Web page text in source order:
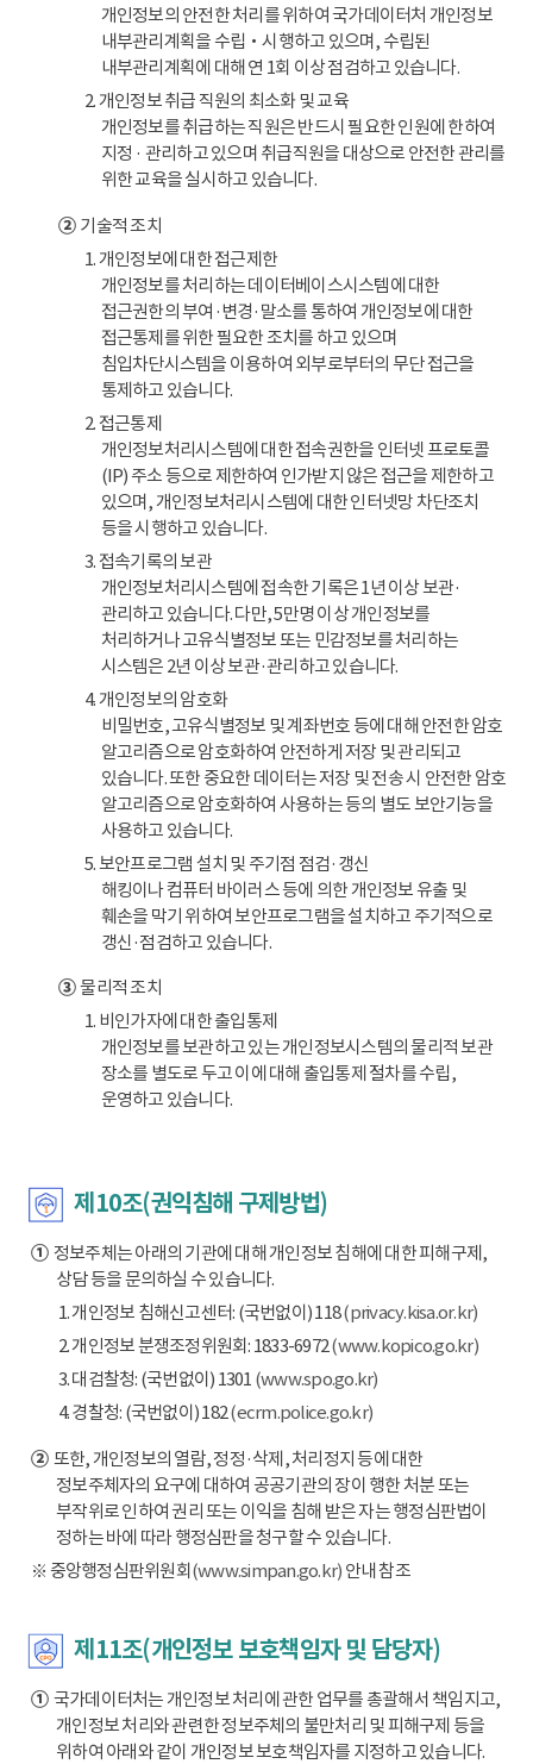
개인정보의 안전한 처리를 위하여 국가데이터처 개인정보
내부관리계획을 수립‧시행하고 있으며, 수립된
내부관리계획에 대해 연 1회 이상 점검하고 있습니다.
2. 개인정보 취급 직원의 최소화 및 교육
개인정보를 취급하는 직원은 반드시 필요한 인원에 한하여
지정 · 관리하고 있으며 취급직원을 대상으로 안전한 관리를
위한 교육을 실시하고 있습니다.
②기술적 조치
1. 개인정보에 대한 접근제한
개인정보를 처리하는 데이터베이스시스템에 대한
접근권한의 부여·변경·말소를 통하여 개인정보에 대한
접근통제를 위한 필요한 조치를 하고 있으며
침입차단시스템을 이용하여 외부로부터의 무단 접근을
통제하고 있습니다.
2. 접근통제
개인정보처리시스템에 대한 접속권한을 인터넷 프로토콜
(IP) 주소 등으로 제한하여 인가받지 않은 접근을 제한하고
있으며, 개인정보처리시스템에 대한 인터넷망 차단조치
등을 시행하고 있습니다.
3. 접속기록의 보관
개인정보처리시스템에 접속한 기록은 1년 이상 보관·
관리하고 있습니다. 다만, 5만명 이상 개인정보를
처리하거나 고유식별정보 또는 민감정보를 처리하는
시스템은 2년 이상 보관·관리하고 있습니다.
4. 개인정보의 암호화
비밀번호, 고유식별정보 및 계좌번호 등에 대해 안전한 암호
알고리즘으로 암호화하여 안전하게 저장 및 관리되고
있습니다. 또한 중요한 데이터는 저장 및 전송 시 안전한 암호
알고리즘으로 암호화하여 사용하는 등의 별도 보안기능을
사용하고 있습니다.
5. 보안프로그램 설치 및 주기점 점검·갱신
해킹이나 컴퓨터 바이러스 등에 의한 개인정보 유출 및
훼손을 막기 위하여 보안프로그램을 설치하고 주기적으로
갱신·점검하고 있습니다.
③물리적 조치
1. 비인가자에 대한 출입통제
개인정보를 보관하고 있는 개인정보시스템의 물리적 보관
장소를 별도로 두고 이에 대해 출입통제 절차를 수립,
운영하고 있습니다.
제10조(권익침해 구제방법)
①정보주체는 아래의 기관에 대해 개인정보 침해에 대한 피해구제,
상담 등을 문의하실 수 있습니다.
1. 개인정보 침해신고센터: (국번없이) 118(privacy.kisa.or.kr)
2. 개인정보 분쟁조정위원회: 1833-6972(www.kopico.go.kr)
3. 대검찰청: (국번없이) 1301 (www.spo.go.kr)
4. 경찰청: (국번없이) 182(ecrm.police.go.kr)
②또한, 개인정보의 열람, 정정·삭제, 처리정지 등에 대한
정보주체자의 요구에 대하여 공공기관의 장이 행한 처분 또는
부작위로 인하여 권리 또는 이익을 침해 받은 자는 행정심판법이
정하는 바에 따라 행정심판을 청구할 수 있습니다.
※ 중앙행정심판위원회(www.simpan.go.kr) 안내 참조
제11조(개인정보 보호책임자 및 담당자)
①국가데이터처는 개인정보 처리에 관한 업무를 총괄해서 책임지고,
개인정보 처리와 관련한 정보주체의 불만처리 및 피해구제 등을
위하여 아래와 같이 개인정보 보호책임자를 지정하고 있습니다.